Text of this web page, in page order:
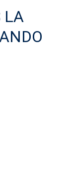
LA